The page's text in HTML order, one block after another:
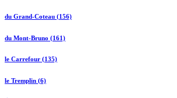
du Grand-Coteau (156)
du Mont-Bruno (161)
le Carrefour (135)
le Tremplin (6)